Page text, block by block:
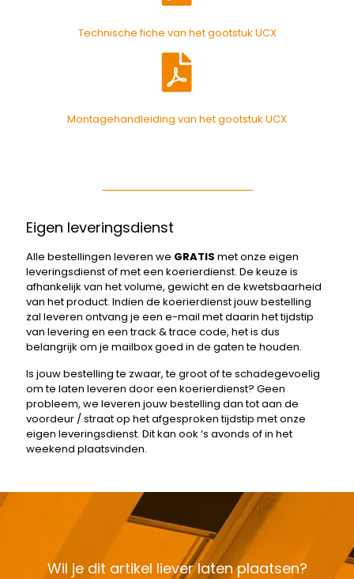
Technische fiche van het gootstuk UCX
Montagehandleiding van het gootstuk UCX
Eigen leveringsdienst
Alle bestellingen leveren we GRATIS met onze eigen
leveringsdienst of met een koerierdienst. De keuze is
afhankelijk van het volume, gewicht en de kwetsbaarheid
van het product. Indien de koerierdienst jouw bestelling
zal leveren ontvang je een e-mail met daarin het tijdstip
van levering en een track & trace code, het is dus
belangrijk om je mailbox goed in de gaten te houden.
Is jouw bestelling te zwaar, te groot of te schadegevoelig
om te laten leveren door een koerierdienst? Geen
probleem, we leveren jouw bestelling dan tot aan de
voordeur / straat op het afgesproken tijdstip met onze
eigen leveringsdienst. Dit kan ook ‘s avonds of in het
weekend plaatsvinden.
Wil je dit artikel liever laten plaatsen?